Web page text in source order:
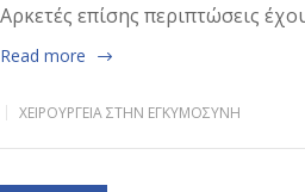
Αρκετές επίσης περιπτώσεις
Read more
ΧΕΙΡΟΥΡΓΕΊΑ ΣΤΗΝ ΕΓΚΥΜΟΣΎΝΗ